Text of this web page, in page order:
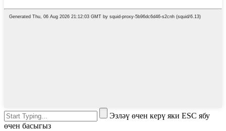
Эзләү өчен керү яки ESC ябу
өчен басыгыз